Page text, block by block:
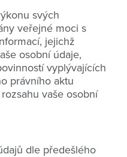
svých
veřejné moci s
jejichž
osobní údaje,
vyplývajících
právního aktu
vaše osobní
dle předešlého